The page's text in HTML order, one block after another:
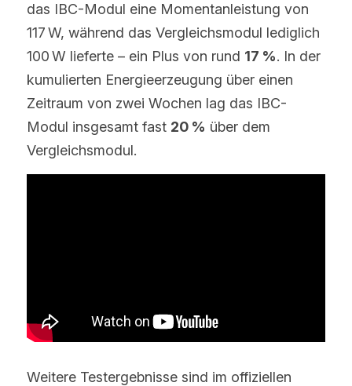
das IBC-Modul eine Momentanleistung von
117 W, während das Vergleichsmodul lediglich
100 W lieferte – ein Plus von rund 17 %. In der
kumulierten Energieerzeugung über einen
Zeitraum von zwei Wochen lag das IBC-
Modul insgesamt fast 20 % über dem
Vergleichsmodul.
Weitere Testergebnisse sind im offiziellen